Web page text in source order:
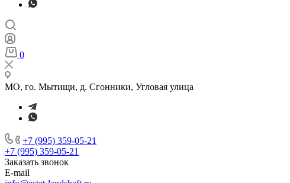
0
МО, го. Мытищи, д. Сгонники, Угловая улица
+7 (995) 359-05-21
+7 (995) 359-05-21
Заказать звонок
E-mail